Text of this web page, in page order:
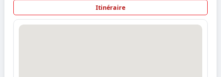
Itinéraire